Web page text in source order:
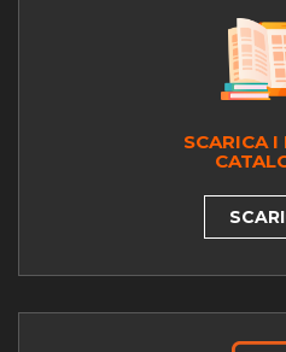
SCARICA I